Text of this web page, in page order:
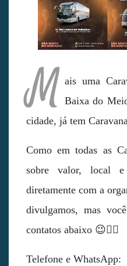
M ais uma
Baixa do
cidade, já tem
Como em todas as
sobre valor, local
diretamente com a
divulgamos, mas
contatos abaixo 😉👇🏻
Telefone e WhatsApp: